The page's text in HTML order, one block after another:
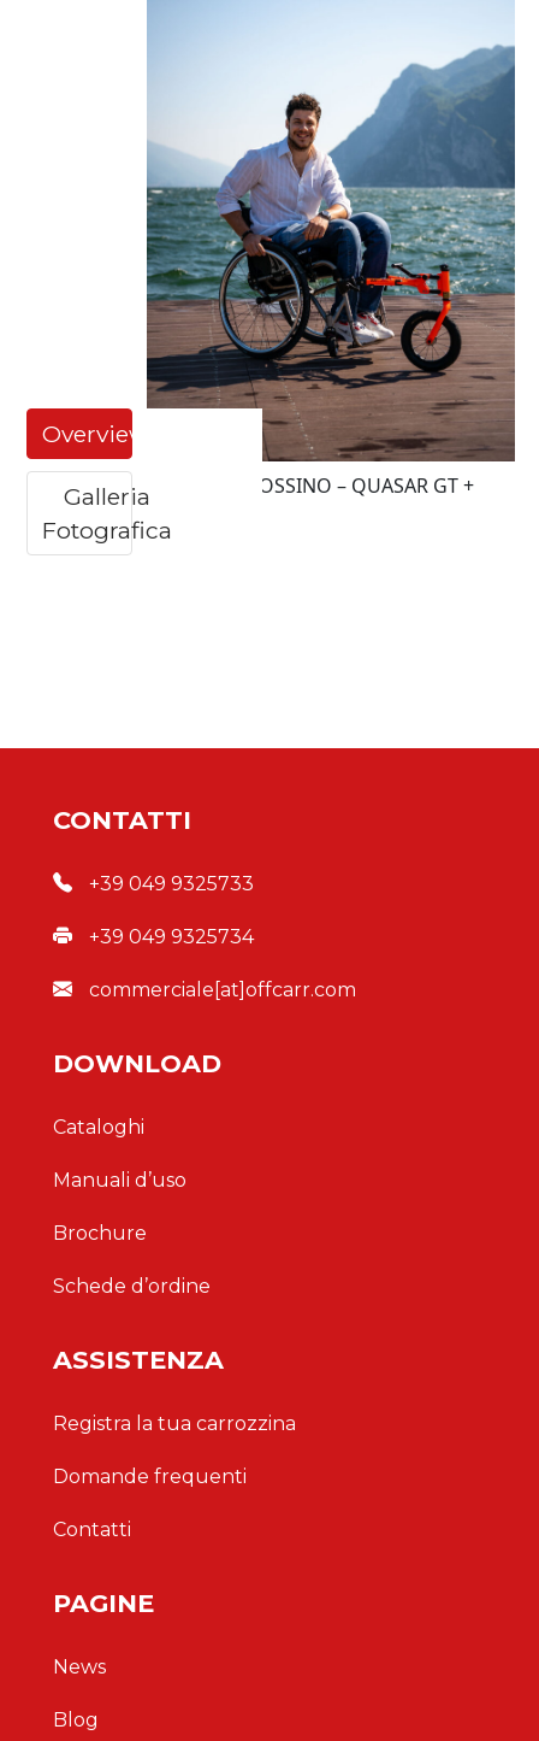
Overview
Galleria
Fotografica
FILIPPO CAROSSINO – QUASAR GT +
CONTATTI
+39 049 9325733
+39 049 9325734
commerciale[at]offcarr.com
DOWNLOAD
Cataloghi
Manuali d’uso
Brochure
Schede d’ordine
ASSISTENZA
Registra la tua carrozzina
Domande frequenti
Contatti
PAGINE
News
Blog